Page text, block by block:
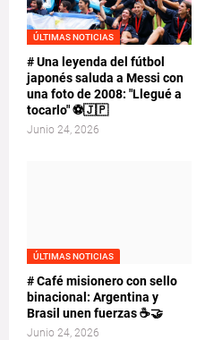
ÚLTIMAS NOTICIAS
# Una leyenda del fútbol
japonés saluda a Messi con
una foto de 2008: "Llegué a
tocarlo" ⚽🇯🇵
Junio 24, 2026
ÚLTIMAS NOTICIAS
# Café misionero con sello
binacional: Argentina y
Brasil unen fuerzas ☕🤝
Junio 24, 2026